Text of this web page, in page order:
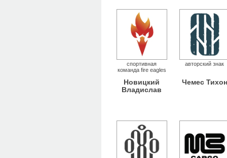
спортивная
команда fire eagles
Новицкий
Владислав
авторский знак
Чемес Тихон